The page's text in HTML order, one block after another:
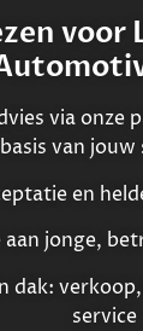
voor
via onze
basis van
en
aan jonge,
dak:
service